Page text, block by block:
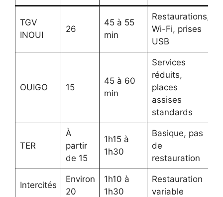
TGV
INOUI
26
45 à 55
min
Restaurations,
Wi-Fi, prises
USB
OUIGO 15
45 à 60
min
Services
réduits,
places
assises
standards
TER
À
partir
de 15
1h15 à
1h30
Basique, pas
de
restauration
Intercités
Environ
20
1h10 à
1h30
Restauration
variable